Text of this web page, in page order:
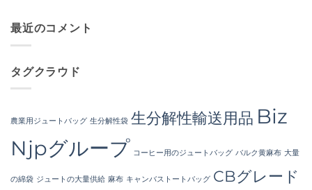
Wholesale:
Sourcing
Industrial
Packaging
の
り
Bag:
Certified
Packaging
へ
ト
り
最近のコメント
タグクラウド
農業用ジュートバッグ 生分解性袋 生分解性輸送用品 Biz
Njpグループ コーヒー用のジュートバッグ バルク黄麻布 大量
の綿袋 ジュートの大量供給 麻布 キャンバストートバッグ CBグレード